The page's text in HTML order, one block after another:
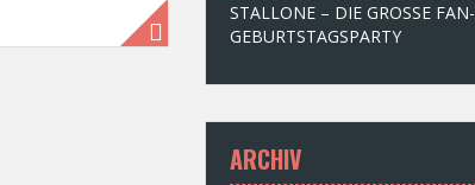
STALLONE – DIE GROSSE FAN-
GEBURTSTAGSPARTY
ARCHIV